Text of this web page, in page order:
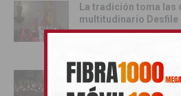
La tradición toma las
multitudinario Desfile
19/07/2026
Cox se rinde al
18/07/2026